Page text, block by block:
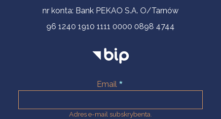
nr konta: Bank PEKAO S.A. O/Tarnów
96 1240 1910 1111 0000 0898 4744
Email
Adres e-mail subskrybenta.